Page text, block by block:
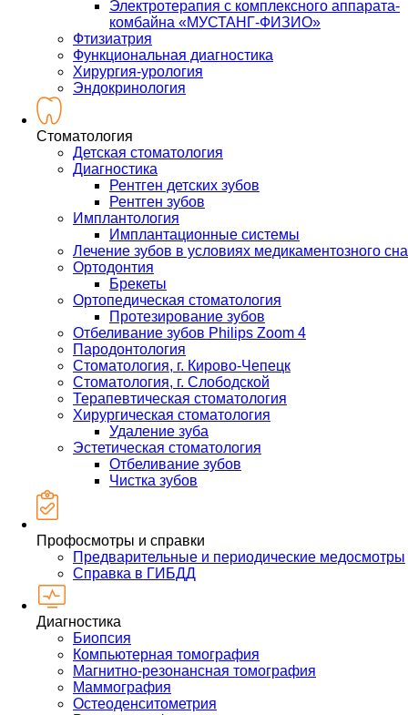
Электротерапия с комплексного аппарата-
комбайна «МУСТАНГ-ФИЗИО»
Фтизиатрия
Функциональная диагностика
Хирургия-урология
Эндокринология
Стоматология
Детская стоматология
Диагностика
Рентген детских зубов
Рентген зубов
Имплантология
Имплантационные системы
Лечение зубов в условиях медикаментозного сна
Ортодонтия
Брекеты
Ортопедическая стоматология
Протезирование зубов
Отбеливание зубов Philips Zoom 4
Пародонтология
Стоматология, г. Кирово-Чепецк
Стоматология, г. Слободской
Терапевтическая стоматология
Хирургическая стоматология
Удаление зуба
Эстетическая стоматология
Отбеливание зубов
Чистка зубов
Профосмотры и справки
Предварительные и периодические медосмотры
Справка в ГИБДД
Диагностика
Биопсия
Компьютерная томография
Магнитно-резонансная томография
Маммография
Остеоденситометрия